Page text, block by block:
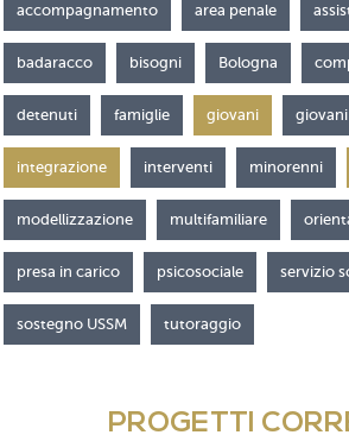
accompagnamento area penale
badaracco bisogni Bologna
detenuti famiglie giovani
integrazione interventi minorenni
modellizzazione multifamiliare
presa in carico psicosociale servizio
sostegno USSM tutoraggio
PROGETTI